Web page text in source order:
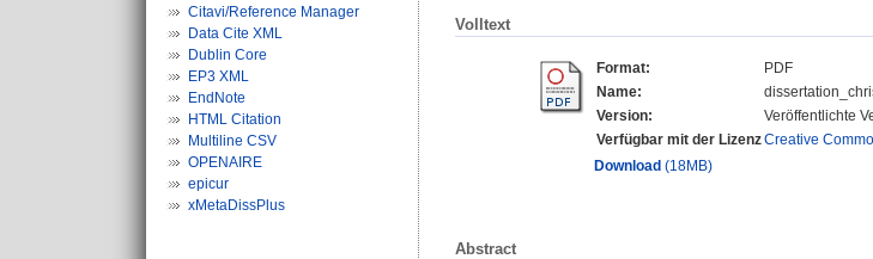
Citavi/Reference Manager
Data Cite XML
Dublin Core
EP3 XML
EndNote
HTML Citation
Multiline CSV
OPENAIRE
epicur
xMetaDissPlus
Volltext
Format:
PDF
Name:
Version:
Veröffentlichte
Verfügbar mit der LizenzCreative
Download (18MB)
Abstract